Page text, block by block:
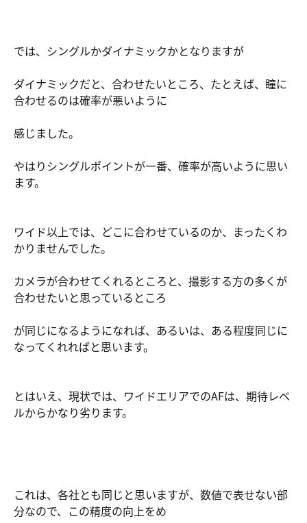
では、シングルかダイナミックかとなりますが
ダイナミックだと、合わせたいところ、たとえば、瞳に
合わせるのは確率が悪いように
感じました。
やはりシングルポイントが一番、確率が高いように思い
ます。
ワイド以上では、どこに合わせているのか、まったくわ
かりませんでした。
カメラが合わせてくれるところと、撮影する方の多くが
合わせたいと思っているところ
が同じになるようになれば、あるいは、ある程度同じに
なってくれればと思います。
とはいえ、現状では、ワイドエリアでのAFは、期待レベ
ルからかなり劣ります。
これは、各社とも同じと思いますが、数値で表せない部
分なので、この精度の向上をめ